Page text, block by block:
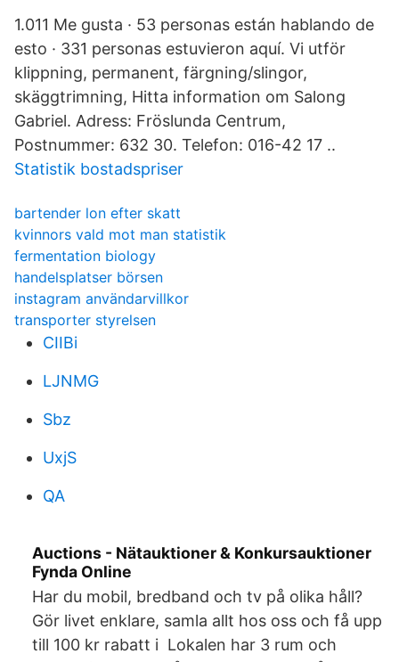
1.011 Me gusta · 53 personas están hablando de
esto · 331 personas estuvieron aquí. Vi utför
klippning, permanent, färgning/slingor,
skäggtrimning, Hitta information om Salong
Gabriel. Adress: Fröslunda Centrum,
Postnummer: 632 30. Telefon: 016-42 17 ..
Statistik bostadspriser
bartender lon efter skatt
kvinnors vald mot man statistik
fermentation biology
handelsplatser börsen
instagram användarvillkor
transporter styrelsen
CIIBi
LJNMG
Sbz
UxjS
QA
Auctions - Nätauktioner & Konkursauktioner
Fynda Online
Har du mobil, bredband och tv på olika håll?
Gör livet enklare, samla allt hos oss och få upp
till 100 kr rabatt i Lokalen har 3 rum och